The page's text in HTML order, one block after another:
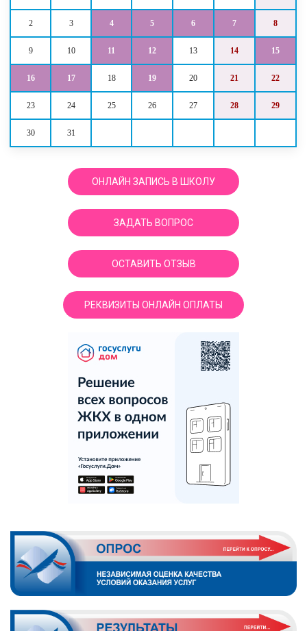
2 3 4 5 6 7 8
9 10 11 12 13 14 15
16 17 18 19 20 21 22
23 24 25 26 27 28 29
30 31
ОНЛАЙН ЗАПИСЬ В ШКОЛУ
ЗАДАТЬ ВОПРОС
ОСТАВИТЬ ОТЗЫВ
РЕКВИЗИТЫ ОНЛАЙН ОПЛАТЫ